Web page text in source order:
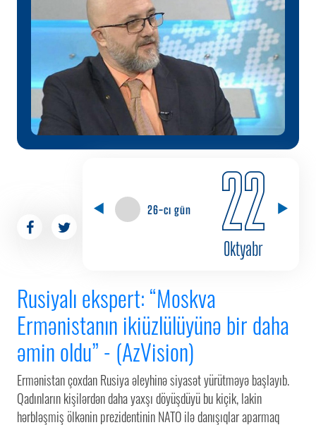
26-cı gün 22
Oktyabr
Rusiyalı ekspert: “Moskva
Ermənistanın ikiüzlülüyünə bir daha
əmin oldu” - (AzVision)
Ermənistan çoxdan Rusiya əleyhinə siyasət yürütməyə başlayıb.
Qadınların kişilərdən daha yaxşı döyüşdüyü bu kiçik, lakin
hərbləşmiş ölkənin prezidentinin NATO ilə danışıqlar aparmaq